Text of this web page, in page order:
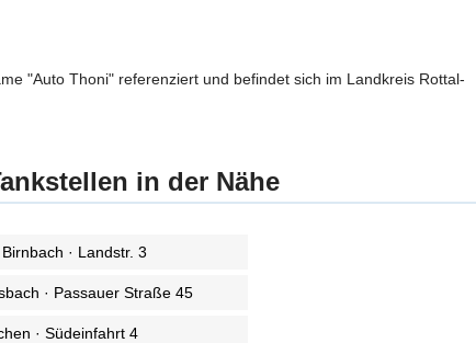
"Auto Thoni" referenziert und befindet sich im Landkreis Rottal-
in der Nähe
· Landstr. 3
· Passauer Straße 45
· Südeinfahrt 4